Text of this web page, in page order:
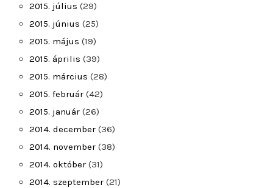
2015. július (29)
2015. június (25)
2015. május (19)
2015. április (39)
2015. március (28)
2015. február (42)
2015. január (26)
2014. december (36)
2014. november (38)
2014. október (31)
2014. szeptember (21)